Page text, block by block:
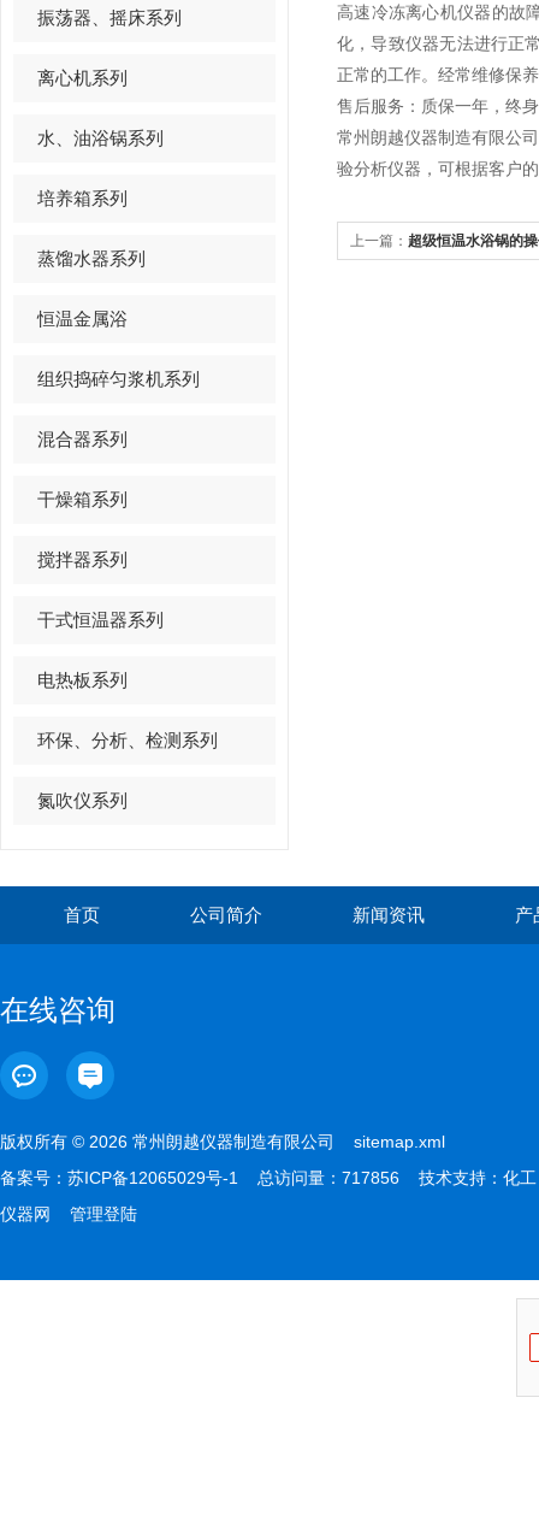
振荡器、摇床系列
离心机系列
水、油浴锅系列
培养箱系列
蒸馏水器系列
恒温金属浴
组织捣碎匀浆机系列
混合器系列
干燥箱系列
搅拌器系列
干式恒温器系列
电热板系列
环保、分析、检测系列
氮吹仪系列
高速冷冻离心机仪器的故
化，导致仪器无法进行正
正常的工作。经常维修保
售后服务：质保一年，终
常州朗越仪器制造有限公
验分析仪器，可根据客户
上一篇： 超级恒温水浴锅的
首页 公司简介 新闻资讯 产
在线咨询
版权所有 © 2026 常州朗越仪器制造有限公司 sitemap.xml
备案号： 苏ICP备12065029号-1 总访问量：717856 技术支持： 化工
仪器网
管理登陆